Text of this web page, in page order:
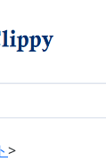
>